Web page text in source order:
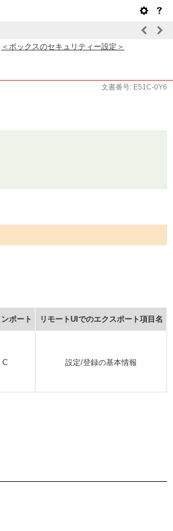
＜ボックスのセキュリティー設定＞
文書番号: E51C-0Y6
ポート リモートUIでのエクスポート項目名
C 設定/登録の基本情報